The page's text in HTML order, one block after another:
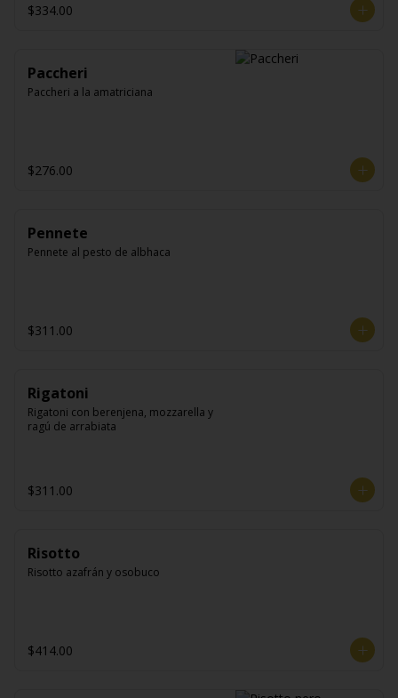
$334.00
Paccheri
Paccheri a la amatriciana
$276.00
Pennete
Pennete al pesto de albhaca
$311.00
Rigatoni
Rigatoni con berenjena, mozzarella y
ragú de arrabiata
$311.00
Risotto
Risotto azafrán y osobuco
$414.00